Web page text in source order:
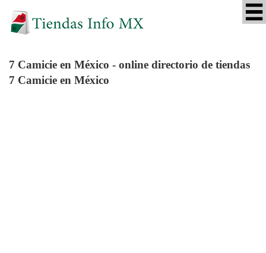
7 Camicie en México - online directorio de tiendas
7 Camicie en México